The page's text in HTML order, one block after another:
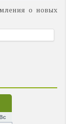
о новых